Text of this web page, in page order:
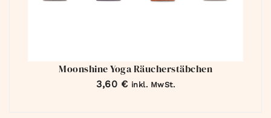
Moonshine Yoga Räucherstäbchen
3,60 € inkl. MwSt.